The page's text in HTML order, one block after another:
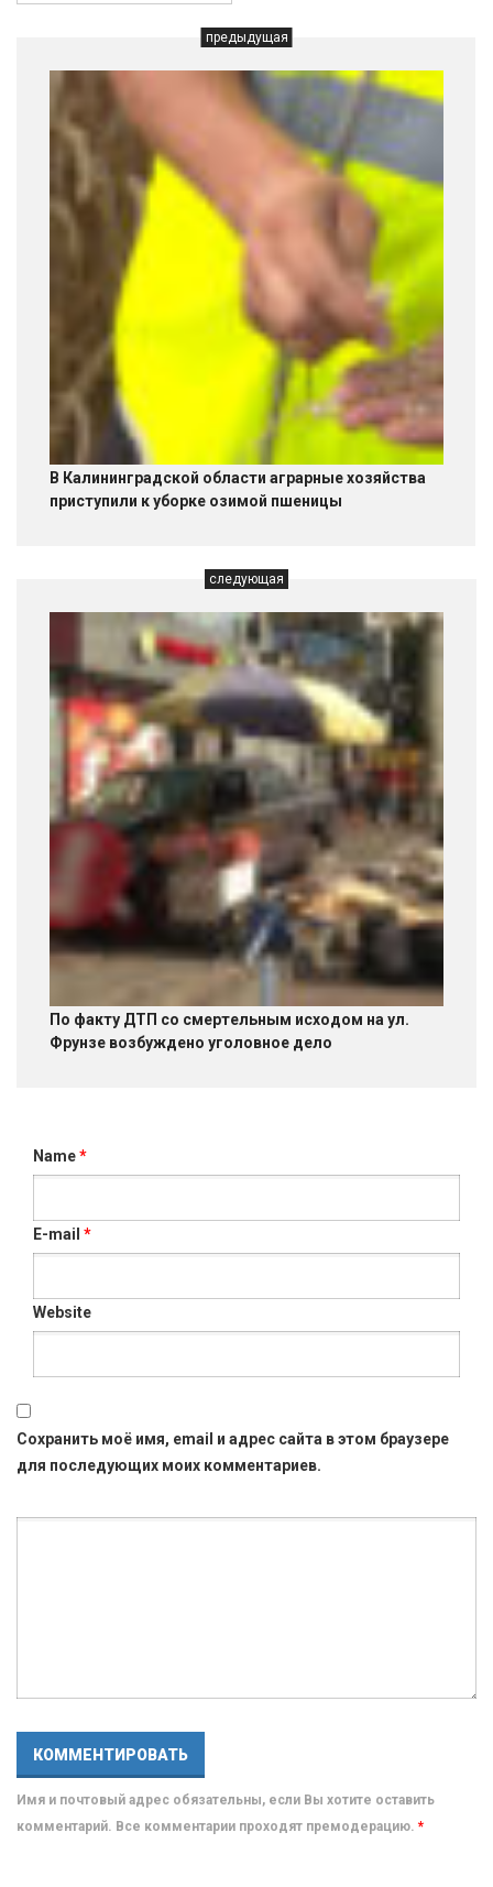
предыдущая
В Калининградской области аграрные хозяйства
приступили к уборке озимой пшеницы
следующая
По факту ДТП со смертельным исходом на ул.
Фрунзе возбуждено уголовное дело
Name*
E-mail *
Website
Сохранить моё имя, email и адрес сайта в этом браузере
для последующих моих комментариев.
Имя и почтовый адрес обязательны, если Вы хотите оставить
комментарий. Все комментарии проходят премодерацию. *